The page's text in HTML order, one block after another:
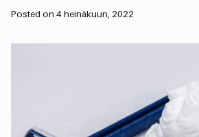
Posted on 4 heinäkuun, 2022